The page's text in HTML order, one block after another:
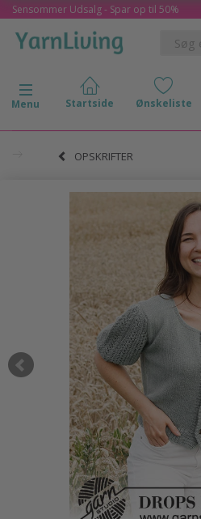
Sensommer Udsalg - Spar op til 50%
Skifte navigation
Menu
OPSKRIFTER